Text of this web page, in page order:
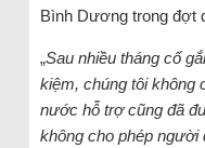
Bình Dương trong đợt
„Sau nhiều tháng cố
kiệm, chúng tôi không
nước hỗ trợ cũng đã
không cho phép